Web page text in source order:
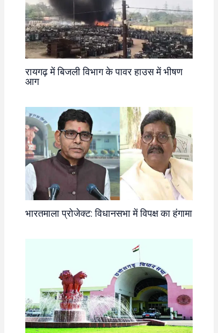
रायगढ़ में बिजली विभाग के पावर हाउस में भीषण
आग
भारतमाला प्रोजेक्ट: विधानसभा में विपक्ष का हंगामा